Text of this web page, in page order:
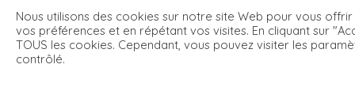
Nous utilisons des cookies sur notre site Web pour vous
vos préférences et en répétant vos visites. En cliquant sur
TOUS les cookies. Cependant, vous pouvez visiter les
contrôlé.